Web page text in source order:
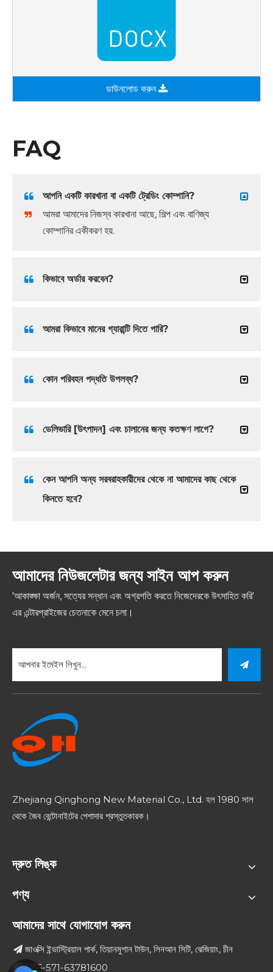
ডাউনলোড করুন
FAQ
আপনি একটি কারখানা বা একটি ট্রেডিং কোম্পানি?
আমরা আমাদের নিজস্ব কারখানা আছে, শিল্প এবং বাণিজ্য
কোম্পানির একীকরণ হয়.
কিভাবে অর্ডার করবেন?
আমরা কিভাবে মানের গ্যারান্টি দিতে পারি?
কোন পরিবহন পদ্ধতি উপলব্ধ?
ডেলিভারি [উৎপাদন] এবং চালানের জন্য কতক্ষণ লাগে?
কেন আপনি অন্য সরবরাহকারীদের থেকে না আমাদের কাছ থেকে
কিনতে হবে?
আমাদের নিউজলেটার জন্য সাইন আপ করুন
'আকাঙ্ক্ষা অর্জন, সত্যের সন্ধান এবং অগ্রগতি করতে নিজেদেরকে উৎসাহিত করি'
এর এন্টারপ্রাইজের চেতনাকে মেনে চলা।
Zhejiang Qinghong New Material Co., Ltd. হল 1980 সাল
থেকে জৈব বেন্টোনাইটের পেশাদার প্রস্তুতকারক।
দ্রুত লিঙ্ক
পণ্য
আমাদের সাথে যোগাযোগ করুন
 জাওক্সি ইন্ডাস্ট্রিয়াল পার্ক, তিয়ানমুশান টাউন, লিনআন সিটি, ঝেজিয়াং, চীন
+86-571-63781600